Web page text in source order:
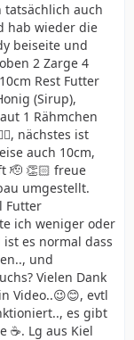
tatsächlich auch
hab wieder die
beiseite und
2 Zarge 4
Rest Futter
(Sirup),
1 Rähmchen
nächstes ist
auch 10cm,
🫡 👏🏻 freue
umgestellt.
Futter
ich weniger oder
ist es normal dass
und
Vielen Dank
Video..😉😊, evtl
es gibt
☕️. Lg aus Kiel